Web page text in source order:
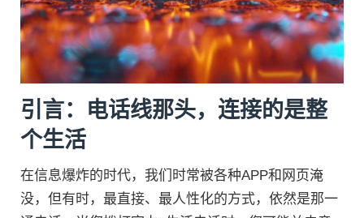
引言：电话线那头，连接的是整
个生活
在信息爆炸的时代，我们时常被各种APP和网页淹
没，但有时，最直接、最人性化的方式，依然是那一